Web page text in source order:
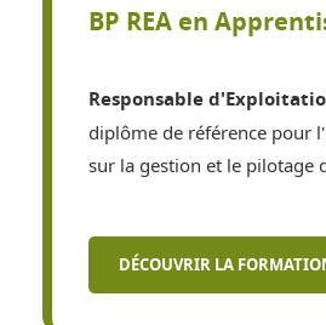
BP REA en
Responsable
diplôme de référence pour
sur la gestion et le pilotage
DÉCOUVRIR LA